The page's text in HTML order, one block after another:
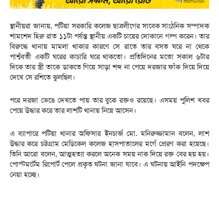
স্থানীয়রা জানায়, পটিয়া সরকারি কলেজ ছাত্র‍লীগের সাবেক সাংঠনিক সম্পাদক
শামশেদ হিরু রাত ১১টা পর্যন্ত স্থানীয় একটি চায়ের দোকানে গল্প করেন। তার
বিরুদ্ধে থানায় মামলা থাকার কারণে সে রাতে তার বসত ঘরে না থেকে
পার্শ্ববর্তী একটি ঘরের কাচারি ঘরে থাকতো। প্রতিদিনের মতো সকাল ৬টার
দিকে তার স্ত্রী তাকে ডাকতে গিয়ে সাড়া শব্দ না পেয়ে দরজার ফাঁক দিয়ে দিয়ে
দেখে সে রশিতে ঝুলছিল।
পরে দরজা ভেঙে দেখতে পায় তার বুকে রক্তও রয়েছে। এসময় পুলিশ খবর
পেয়ে উদ্ধার করে তার লাশটি থানায় নিয়ে আসেন।
এ ব্যাপারে পটিয়া থানার অফিসার ইনচার্জ মো. মনিরুজ্জামান বলেন, লাশ
উদ্ধার করে চট্টগ্রাম মেডিকেল কলেজ হাসপাতালের মর্গে প্রেরণ করা হয়েছে।
তিনি আরো বলেন, আত্মহত্যা করলে অনেক সময় নাক দিয়ে রক্ত বের হয় হয়।
পোস্টমর্টেম রিপোর্ট পেলে প্রকৃত ঘটনা জানা যাবে। এ ঘটনায় আইনি পদক্ষেপ
নেয়া হচ্ছে।